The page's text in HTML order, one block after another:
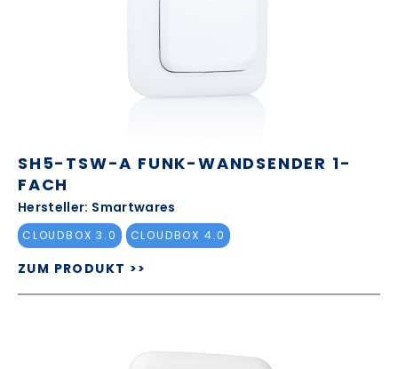
SH5-TSW-A FUNK-WANDSENDER 1-
FACH
Hersteller: Smartwares
CLOUDBOX 3.0 CLOUDBOX 4.0
ZUM PRODUKT >>